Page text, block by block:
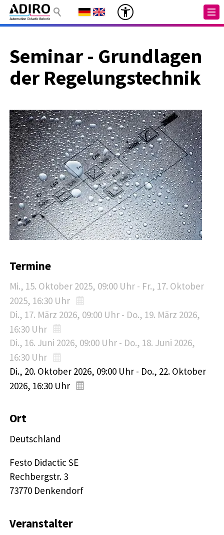
Seminar - Grundlagen
der Regelungstechnik
Termine
Mi., 15. Oktober 2025, 09:00 Uhr - Fr., 17. Oktober
2025, 16:30 Uhr
Di., 17. März 2026, 09:00 Uhr - Do., 19. März 2026,
16:30 Uhr
Di., 16. Juni 2026, 09:00 Uhr - Do., 18. Juni 2026,
16:30 Uhr
Di., 20. Oktober 2026, 09:00 Uhr - Do., 22. Oktober
2026, 16:30 Uhr
Ort
Deutschland
Festo Didactic SE
Rechbergstr. 3
73770 Denkendorf
Veranstalter